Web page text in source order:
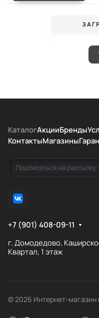
КаталогАкцииБренды
КонтактыМагазины
+7 (901) 408-09-11
г. Домодедово,
Квартал, 1 этаж
© 2026 Интернет-магазин